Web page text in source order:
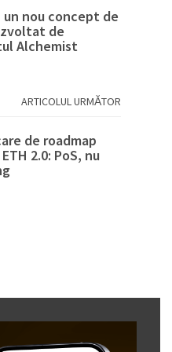
un nou concept de
de
Alchemist
ARTICOLUL URMĂTOR
de roadmap
2.0: PoS, nu